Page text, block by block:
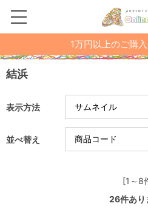
1万円以上のご購
結浜
表示方法
並べ替え
[1～8
26件あり